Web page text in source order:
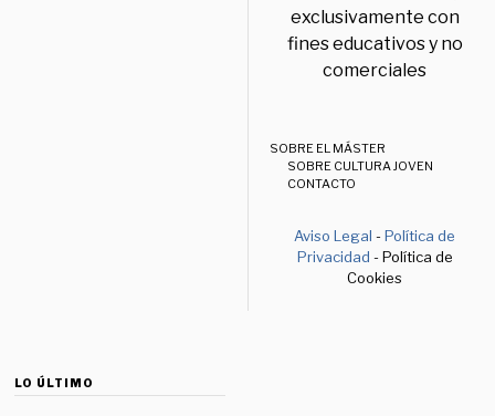
exclusivamente con
fines educativos y no
comerciales
SOBRE EL MÁSTER
SOBRE CULTURA JOVEN
CONTACTO
Aviso Legal -Política de
Privacidad - Política de
Cookies
LO ÚLTIMO